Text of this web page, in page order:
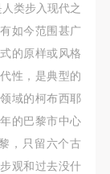
类步入现代之
如今范围甚广
的原样或风格
性，是典型的
域的柯布西耶
的巴黎市中心
，只留六个古
观和过去没什